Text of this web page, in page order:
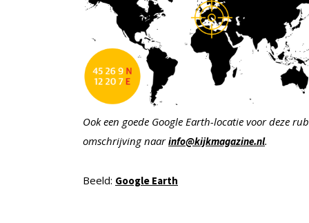
Ook een goede Google Earth-locatie voor deze
omschrijving naarinfo@kijkmagazine.nl.
Beeld: Google Earth